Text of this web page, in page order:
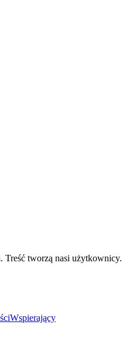
Treść tworzą nasi użytkownicy.
Wspierający